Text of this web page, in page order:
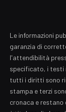
Le informazioni
garanzia di
l'attendibilità
specificato, i testi
tutti i diritti sono
stampa e terzi
cronaca e